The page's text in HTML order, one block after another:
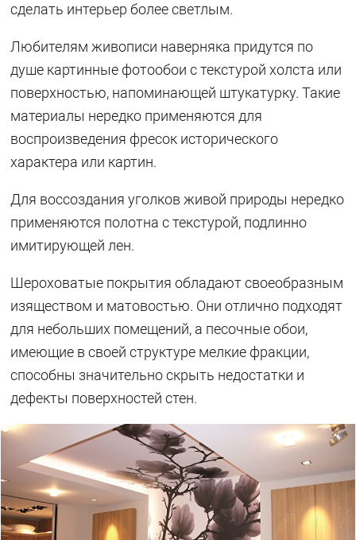
сделать интерьер более светлым.
Любителям живописи наверняка придутся по
душе картинные фотообои с текстурой холста или
поверхностью, напоминающей штукатурку. Такие
материалы нередко применяются для
воспроизведения фресок исторического
характера или картин.
Для воссоздания уголков живой природы нередко
применяются полотна с текстурой, подлинно
имитирующей лен.
Шероховатые покрытия обладают своеобразным
изяществом и матовостью. Они отлично подходят
для небольших помещений, а песочные обои,
имеющие в своей структуре мелкие фракции,
способны значительно скрыть недостатки и
дефекты поверхностей стен.